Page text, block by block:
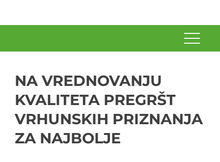
NA VREDNOVANJU
KVALITETA PREGRŠT
VRHUNSKIH PRIZNANJA
ZA NAJBOLJE